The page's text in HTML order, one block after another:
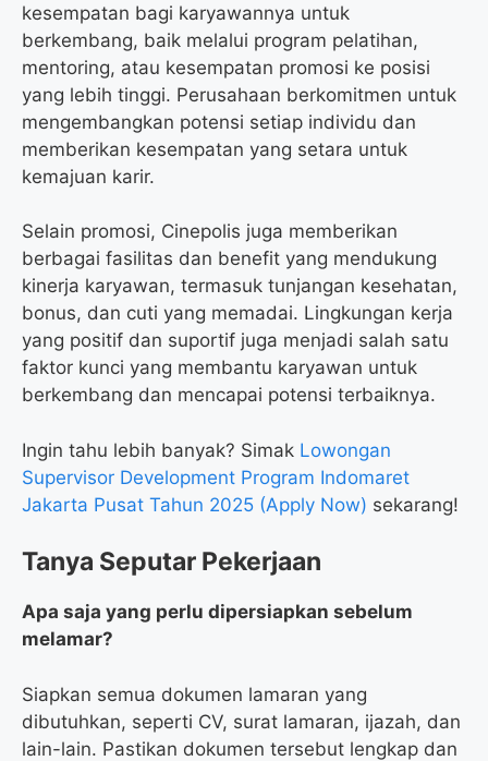
kesempatan bagi karyawannya untuk
berkembang, baik melalui program pelatihan,
mentoring, atau kesempatan promosi ke posisi
yang lebih tinggi. Perusahaan berkomitmen untuk
mengembangkan potensi setiap individu dan
memberikan kesempatan yang setara untuk
kemajuan karir.
Selain promosi, Cinepolis juga memberikan
berbagai fasilitas dan benefit yang mendukung
kinerja karyawan, termasuk tunjangan kesehatan,
bonus, dan cuti yang memadai. Lingkungan kerja
yang positif dan suportif juga menjadi salah satu
faktor kunci yang membantu karyawan untuk
berkembang dan mencapai potensi terbaiknya.
Ingin tahu lebih banyak? Simak Lowongan
Supervisor Development Program Indomaret
Jakarta Pusat Tahun 2025 (Apply Now) sekarang!
Tanya Seputar Pekerjaan
Apa saja yang perlu dipersiapkan sebelum
melamar?
Siapkan semua dokumen lamaran yang
dibutuhkan, seperti CV, surat lamaran, ijazah, dan
lain-lain. Pastikan dokumen tersebut lengkap dan